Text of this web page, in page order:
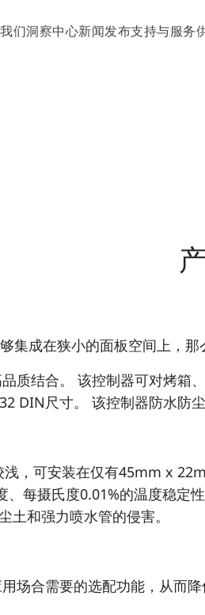
们洞察中心新闻发布支持与服务
集成在狭小的面板空间上，那
质结合。 该控制器可对烤箱
DIN尺寸。 该控制器防水防
，可安装在仅有45mm x
每摄氏度0.01%的温度稳
和强力喷水管的侵害。
场合需要的选配功能，从而降